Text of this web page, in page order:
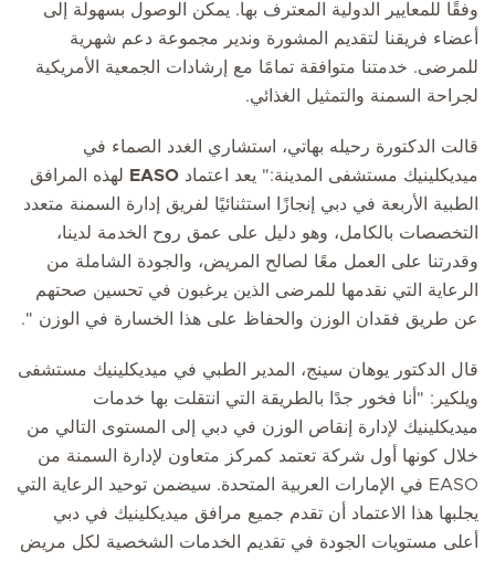
وفقًا للمعايير الدولية المعترف بها. يمكن الوصول بسهولة إلى
أعضاء فريقنا لتقديم المشورة وندير مجموعة دعم شهرية
للمرضى. خدمتنا متوافقة تمامًا مع إرشادات الجمعية الأمريكية
لجراحة السمنة والتمثيل الغذائي.
قالت الدكتورة رحيله بهاتي، استشاري الغدد الصماء في
ميديكلينيك مستشفى المدينة:" يعد اعتماد EASO لهذه المرافق
الطبية الأربعة في دبي إنجازًا استثنائيًا لفريق إدارة السمنة متعدد
التخصصات بالكامل، وهو دليل على عمق روح الخدمة لدينا،
وقدرتنا على العمل معًا لصالح المريض، والجودة الشاملة من
الرعاية التي نقدمها للمرضى الذين يرغبون في تحسين صحتهم
عن طريق فقدان الوزن والحفاظ على هذا الخسارة في الوزن ".
قال الدكتور يوهان سينج، المدير الطبي في ميديكلينيك مستشفى
ويلكير: "أنا فخور جدًا بالطريقة التي انتقلت بها خدمات
ميديكلينيك لإدارة إنقاص الوزن في دبي إلى المستوى التالي من
خلال كونها أول شركة تعتمد كمركز متعاون لإدارة السمنة من
EASO في الإمارات العربية المتحدة. سيضمن توحيد الرعاية التي
يجلبها هذا الاعتماد أن تقدم جميع مرافق ميديكلينيك في دبي
أعلى مستويات الجودة في تقديم الخدمات الشخصية لكل مريض